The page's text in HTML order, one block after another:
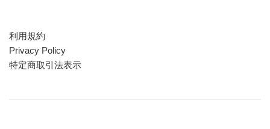
利用規約
Privacy Policy
特定商取引法表示